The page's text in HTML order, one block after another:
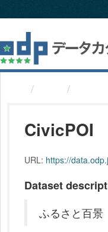
キ
プ
し
て
CivicPOI
URL: https://
Dataset
ふるさと百景